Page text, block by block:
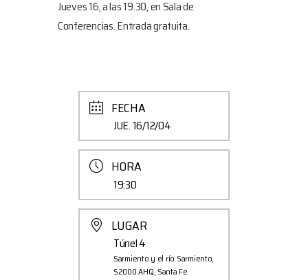
Jueves 16, a las 19.30, en Sala de
Conferencias. Entrada gratuita.
FECHA
JUE. 16/12/04
HORA
19:30
LUGAR
Túnel 4
Sarmiento y el río Sarmiento,
S2000 AHQ, Santa Fe